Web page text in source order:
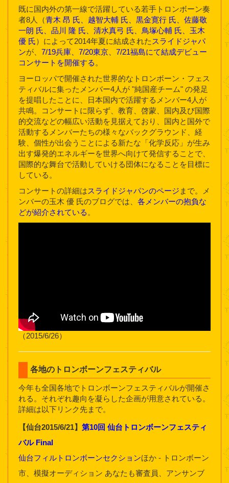
既に国内外の第一線で活躍している若手トロンボーン奏
者8人（青木 昂 氏、越智大輔 氏、黒金寛行 氏、佐藤敬
一朗 氏、品川 隆 氏、清水真弓 氏、鳥塚心輔 氏、玉木
優 氏）によって2014年夏に結成された スライドジャパ
ンが、 7/19兵庫、7/20東京、7/21福島にて結成デビュー
コンサートを開催する 。
ヨーロッパで開催された世界的なトロンボーン・フェス
ティバルに集ったメンバー4人が "純国産チーム" の発足
を提唱したことに、日本国内で活躍するメンバー4人が
共鳴。コンサートに限らず、教育、啓蒙、国内及び国際
的交流などの幅広い活動を見据えており、国内と国外で
活動するメンバーたちの様々なバックグラウンド、経
験、個性が出会うことによる新たな「化学反応」が生み
出す爆発的エネルギーを世界へ向けて発信することで、
国際的な舞台で活動していける団体になることを目標に
している。
コンサートの詳細はスライドジャパンのページ まで。メ
ンバーの玉木 優 氏のブログでは、 各メンバーの抱負な
どが紹介されている 。
（2015/6/26）
各地のトロンボーンフェスティバル
今年も全国各地でトロンボーンフェスティバルが開催さ
れる。それぞれ趣向を凝らした企画が用意されている。
詳細は以下リンク先まで。
【仙台2015/6/21】 第10回 仙台トロンボーンフェスティ
バル Final
仙台フィルトロンボーンセクションほか - トロンボーン
市、模擬オーディション あなたも審査員、アンサンブ